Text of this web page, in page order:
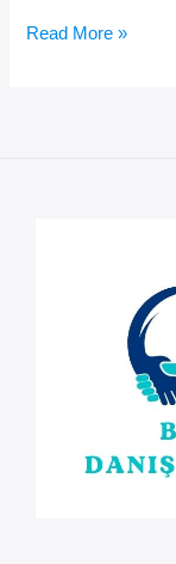
TREND
Read More »